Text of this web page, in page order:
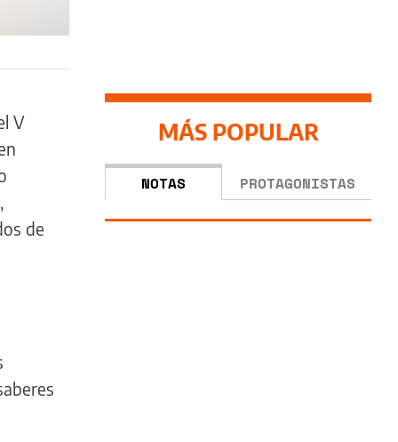
V
de
MÁS POPULAR
NOTAS PROTAGONISTAS